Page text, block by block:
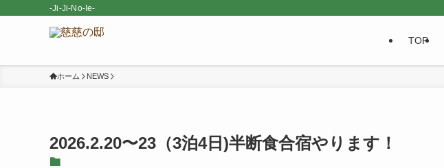
-Ji-Ji-No-Ie-
TOP
ホーム NEWS
2026.2.20〜23（3泊4日)半断食合宿やります！